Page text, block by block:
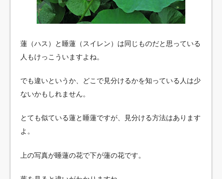
蓮（ハス）と睡蓮（スイレン）は同じものだと思っている
人もけっこういますよね。
でも違いというか、どこで見分けるかを知っている人は少
ないかもしれません。
とても似ている蓮と睡蓮ですが、見分ける方法はあります
よ。
上の写真が睡蓮の花で下が蓮の花です。